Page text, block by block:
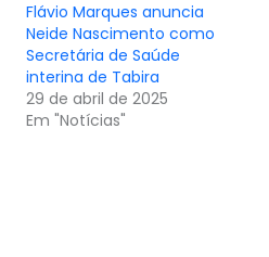
Flávio Marques anuncia
Neide Nascimento como
Secretária de Saúde
interina de Tabira
29 de abril de 2025
Em "Notícias"